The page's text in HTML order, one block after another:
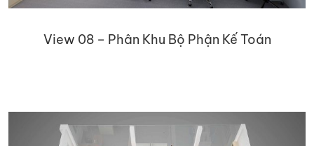
View 08 – Phân Khu Bộ Phận Kế Toán